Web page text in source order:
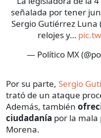
señalada por tener
Sergio Gutiérrez Luna
relojes y…
— Político MX
Por su parte, Sergio
trató de un ataque
Además, también
ciudadanía por la mala
Morena.